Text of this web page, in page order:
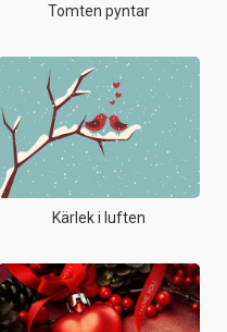
Tomten pyntar
Kärlek i luften